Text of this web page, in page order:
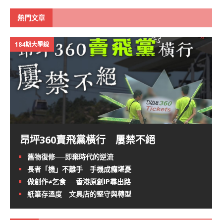
熱門文章
184期大學線
昂坪360賣飛黨橫行 屢禁不絕
舊物復修──即棄時代的逆流
長者「機」不離手 手機成癮堪憂
做創作≠乞食──香港原創IP尋出路
紙筆存溫度 文具店的堅守與轉型